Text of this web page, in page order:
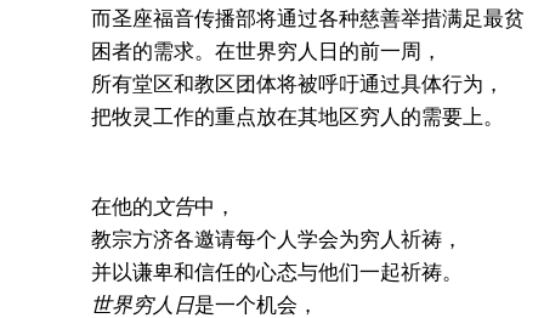
而圣座福音传播部将通过各种慈善举措满足最贫
困者的需求。在世界穷人日的前一周，
所有堂区和教区团体将被呼吁通过具体行为，
把牧灵工作的重点放在其地区穷人的需要上。
在他的文告中，
教宗方济各邀请每个人学会为穷人祈祷，
并以谦卑和信任的心态与他们一起祈祷。
世界穷人日是一个机会，